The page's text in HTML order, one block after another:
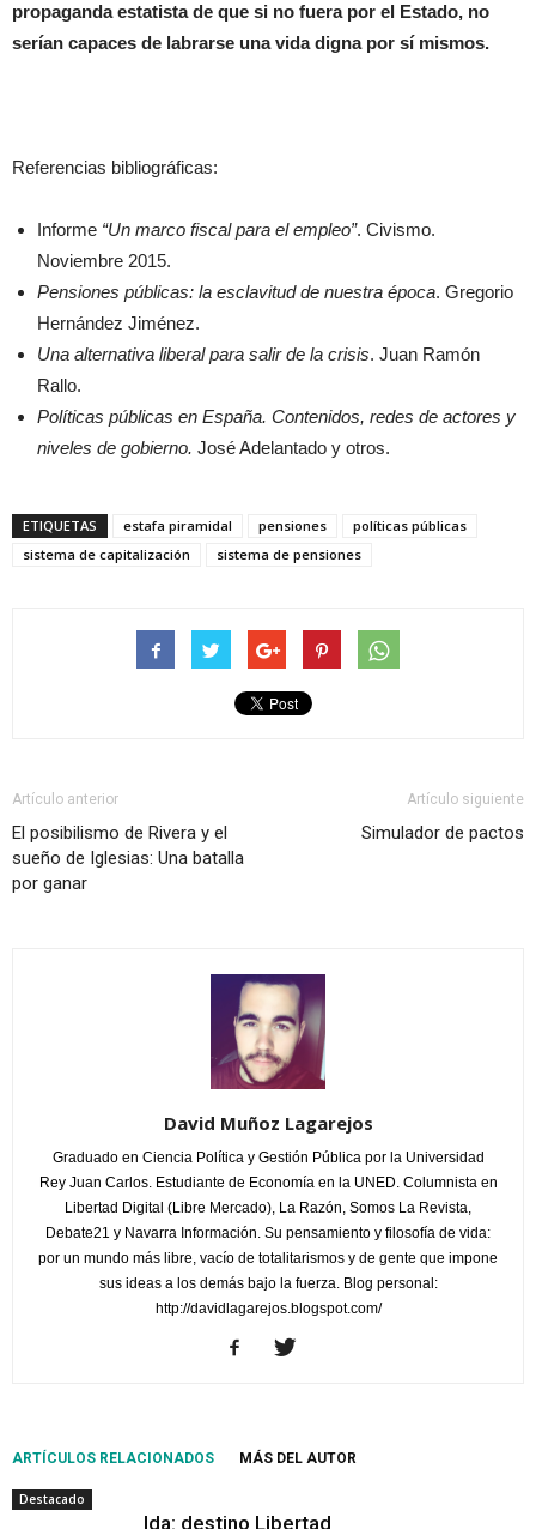
propaganda estatista de que si no fuera por el Estado, no
serían capaces de labrarse una vida digna por sí mismos.
Referencias bibliográficas:
Informe “Un marco fiscal para el empleo”. Civismo.
Noviembre 2015.
Pensiones públicas: la esclavitud de nuestra época. Gregorio
Hernández Jiménez.
Una alternativa liberal para salir de la crisis. Juan Ramón
Rallo.
Políticas públicas en España. Contenidos, redes de actores y
niveles de gobierno. José Adelantado y otros.
ETIQUETAS estafa piramidal pensiones
políticas públicas
sistema de capitalización
sistema de pensiones
Artículo anterior
El posibilismo de Rivera y el
sueño de Iglesias: Una batalla
por ganar
Artículo siguiente
Simulador de pactos
David Muñoz Lagarejos
Graduado en Ciencia Política y Gestión Pública por la Universidad
Rey Juan Carlos. Estudiante de Economía en la UNED. Columnista en
Libertad Digital (Libre Mercado), La Razón, Somos La Revista,
Debate21 y Navarra Información. Su pensamiento y filosofía de vida:
por un mundo más libre, vacío de totalitarismos y de gente que impone
sus ideas a los demás bajo la fuerza. Blog personal:
http://davidlagarejos.blogspot.com/
ARTÍCULOS RELACIONADOS MÁS DEL AUTOR
Destacado
Ida: destino Libertad